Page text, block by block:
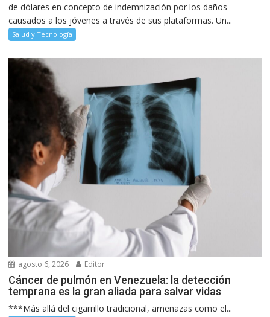
de dólares en concepto de indemnización por los daños
causados a los jóvenes a través de sus plataformas. Un...
Salud y Tecnología
agosto 6, 2026 Editor
Cáncer de pulmón en Venezuela: la detección
temprana es la gran aliada para salvar vidas
***Más allá del cigarrillo tradicional, amenazas como el...